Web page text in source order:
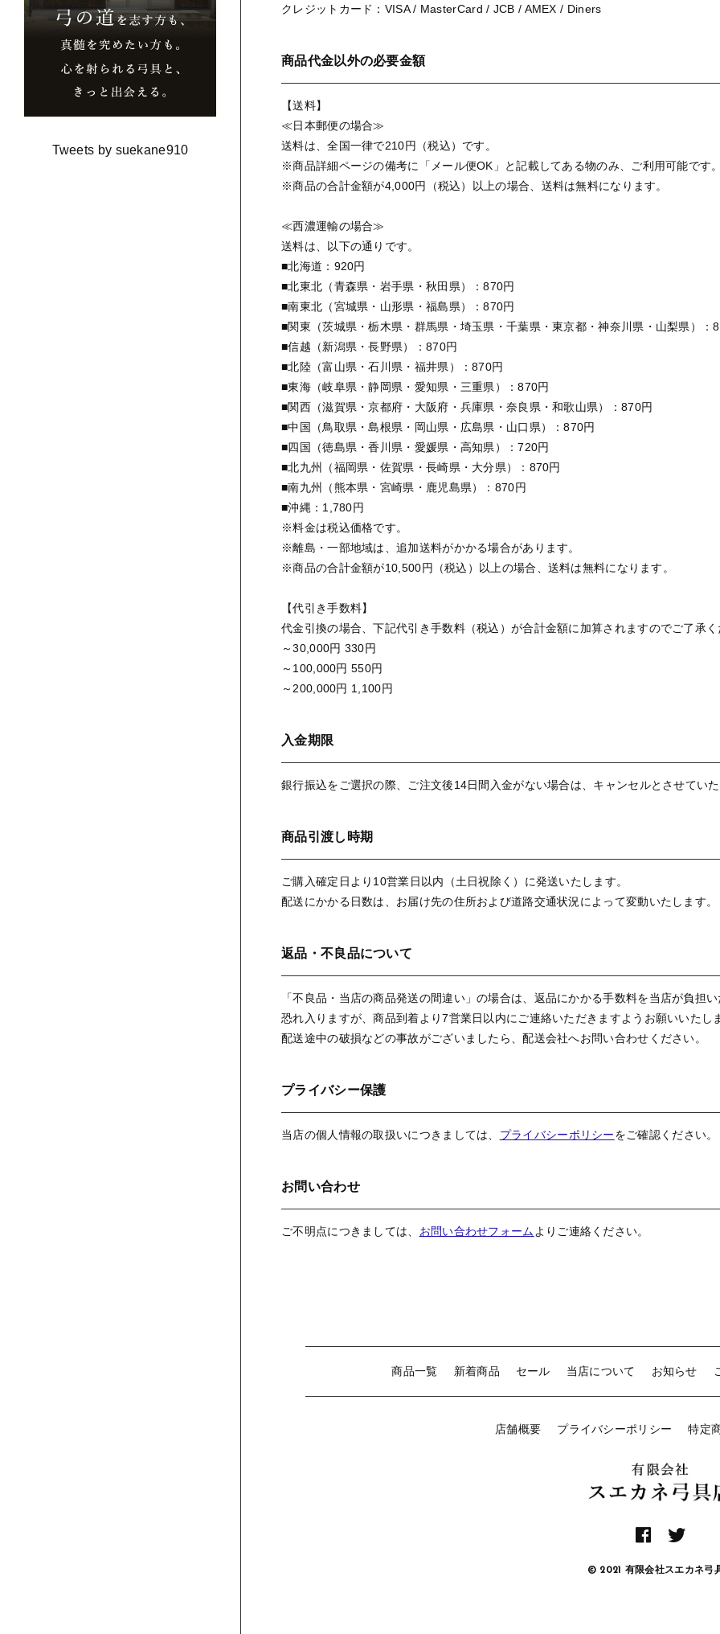
クレジットカード： VISA / MasterCard / JCB / AMEX / Diners
商品代金以外の必要金額
【送料】
≪日本郵便の場合≫
送料は、全国一律で210円（税込）です。
※商品詳細ページの備考に「メール便OK」と記載してある物のみ、ご利用可能です
※商品の合計金額が4,000円（税込）以上の場合、送料は無料になります。
≪西濃運輸の場合≫
送料は、以下の通りです。
■北海道：920円
■北東北（青森県・岩手県・秋田県）：870円
■南東北（宮城県・山形県・福島県）：870円
■関東（茨城県・栃木県・群馬県・埼玉県・千葉県・東京都・神奈川県・山梨県）：
■信越（新潟県・長野県）：870円
■北陸（富山県・石川県・福井県）：870円
■東海（岐阜県・静岡県・愛知県・三重県）：870円
■関西（滋賀県・京都府・大阪府・兵庫県・奈良県・和歌山県）：870円
■中国（鳥取県・島根県・岡山県・広島県・山口県）：870円
■四国（徳島県・香川県・愛媛県・高知県）：720円
■北九州（福岡県・佐賀県・長崎県・大分県）：870円
■南九州（熊本県・宮崎県・鹿児島県）：870円
■沖縄：1,780円
※料金は税込価格です。
※離島・一部地域は、追加送料がかかる場合があります。
※商品の合計金額が10,500円（税込）以上の場合、送料は無料になります。
【代引き手数料】
代金引換の場合、下記代引き手数料（税込）が合計金額に加算されますのでご了承
～30,000円 330円
～100,000円 550円
～200,000円 1,100円
入金期限
銀行振込をご選択の際、ご注文後14日間入金がない場合は、キャンセルとさせてい
商品引渡し時期
ご購入確定日より10営業日以内（土日祝除く）に発送いたします。
配送にかかる日数は、お届け先の住所および道路交通状況によって変動いたします。
返品・不良品について
「不良品・当店の商品発送の間違い」の場合は、返品にかかる手数料を当店が負担
恐れ入りますが、商品到着より7営業日以内にご連絡いただきますようお願いいたし
配送途中の破損などの事故がございましたら、配送会社へお問い合わせください。
プライバシー保護
当店の個人情報の取扱いにつきましては、 プライバシーポリシーをご確認ください。
お問い合わせ
ご不明点につきましては、 お問い合わせフォーム よりご連絡ください。
商品一覧 新着商品 セール 当店について お知らせ
店舗概要 プライバシーポリシー 特定
© 2021 有限会社スエカネ弓
Tweets by suekane910